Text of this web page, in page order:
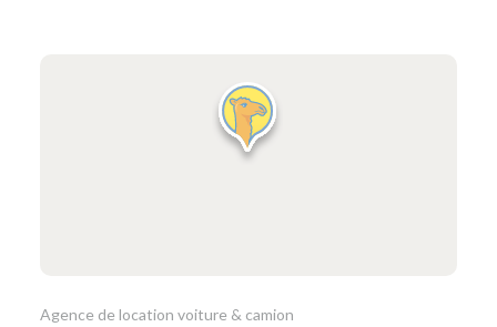
Agence de location voiture & camion